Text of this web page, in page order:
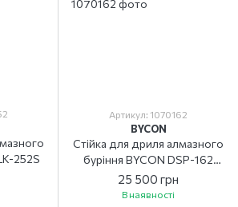
252S
Артикул: 1070162
BYCON
Стійка для дриля алмазного
буріння BYCON DSP-162
(без колещат)
25 500 грн
В наявності